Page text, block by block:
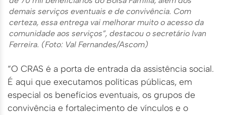
demais serviços eventuais e de convivência. Com
certeza, essa entrega vai melhorar muito o acesso da
comunidade aos serviços”, destacou o secretário Ivan
Ferreira. (Foto: Val Fernandes/Ascom)
“O CRAS é a porta de entrada da assistência social.
É aqui que executamos políticas públicas, em
especial os benefícios eventuais, os grupos de
convivência e fortalecimento de vínculos e o